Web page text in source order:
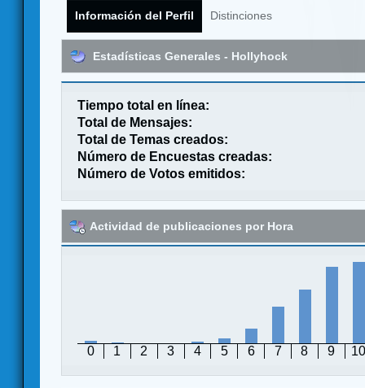
Información del Perfil Distinciones
Estadísticas Generales - Hollyhock
Tiempo total en línea:
Total de Mensajes:
Total de Temas creados:
Número de Encuestas creadas:
Número de Votos emitidos:
Actividad de publicaciones por Hora
0 1 2 3 4 5 6 7 8 9 10